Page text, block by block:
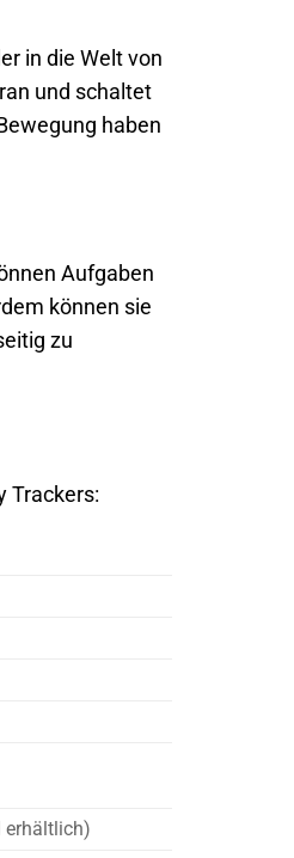
in die Welt von
und schaltet
haben
Aufgaben
können sie
zu
Trackers:
erhältlich)